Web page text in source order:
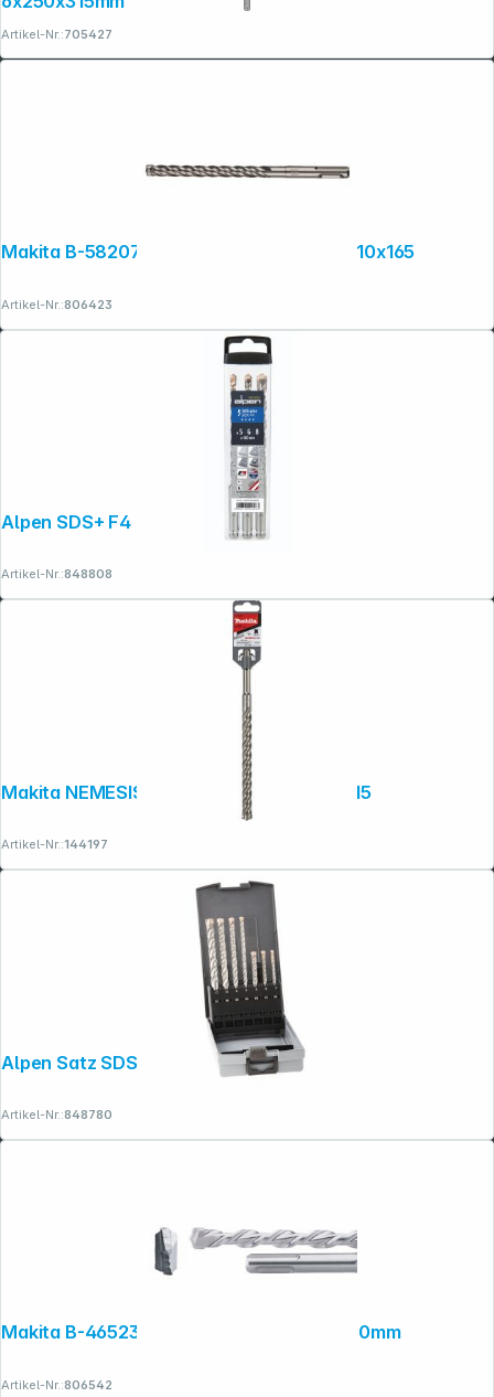
Artikel-Nr.:705427
Makita B-58207 NEMESIS2 SDS+ Bohrer 10x165
Artikel-Nr.:806423
Artikel-Nr.:848808
Makita NEMESISII SDS-PLUSBohrer 14x215
Artikel-Nr.:144197
Alpen Satz SDS+ FORCE X KP7
Artikel-Nr.:848780
Makita B-46523 SDS-VPLUS-Bohrer 6x160mm
Artikel-Nr.:806542